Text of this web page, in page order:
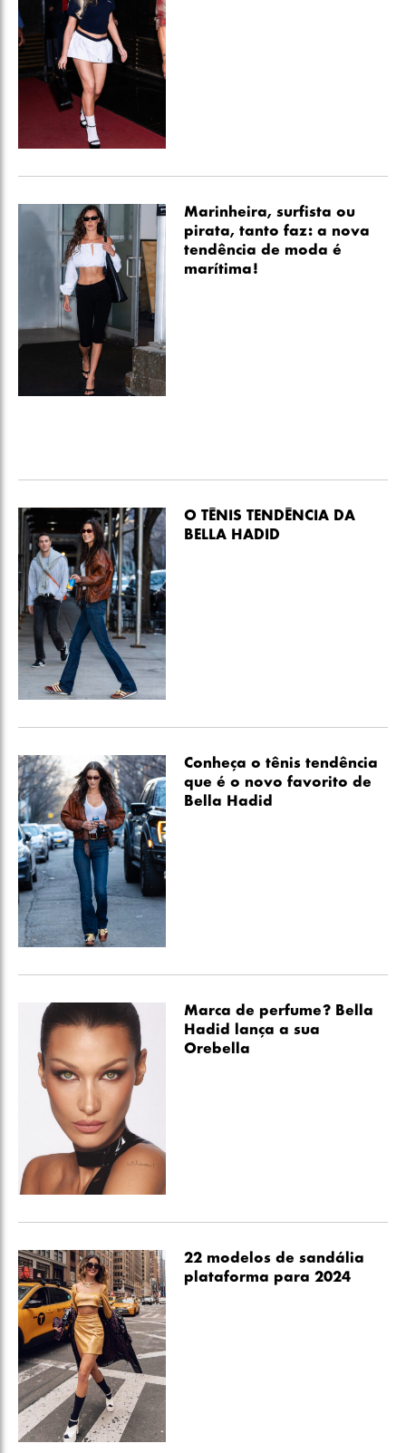
Marinheira, surfista ou
pirata, tanto faz: a nova
tendência de moda é
marítima!
O TÊNIS TENDÊNCIA DA
BELLA HADID
Conheça o tênis tendência
que é o novo favorito de
Bella Hadid
Marca de perfume? Bella
Hadid lança a sua
Orebella
22 modelos de sandália
plataforma para 2024